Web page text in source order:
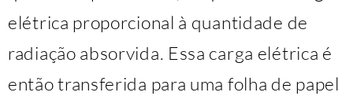
elétrica proporcional à quantidade de
radiação absorvida. Essa carga elétrica é
então transferida para uma folha de papel